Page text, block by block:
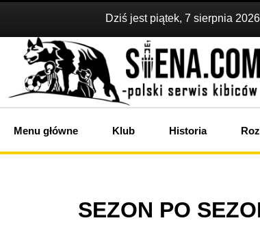
Dziś jest piątek, 7 sierpnia
Menu główne Klub Historia
SEZON PO